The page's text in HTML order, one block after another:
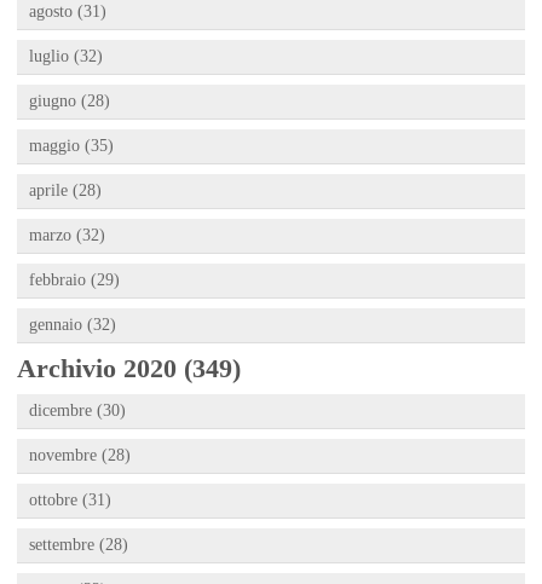
agosto (31)
luglio (32)
giugno (28)
maggio (35)
aprile (28)
marzo (32)
febbraio (29)
gennaio (32)
Archivio 2020 (349)
dicembre (30)
novembre (28)
ottobre (31)
settembre (28)